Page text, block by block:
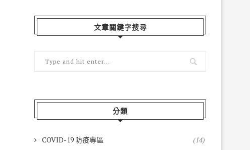
文章關鍵字搜尋
分類
COVID-19 防疫專區 (14)